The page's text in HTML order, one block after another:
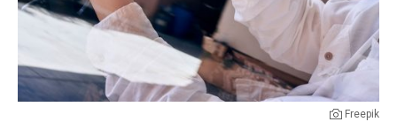
Freepik